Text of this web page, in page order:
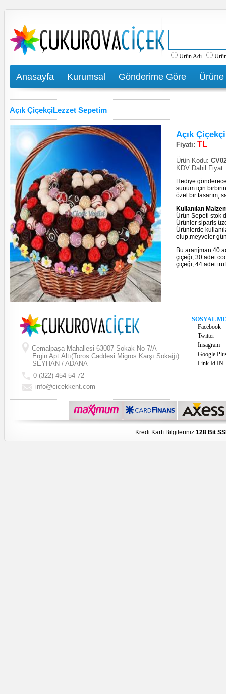
Ürün Adı
Anasayfa Kurumsal Gönderime Göre
Açık ÇiçekçiLezzet Sepetim
Açık
Fiyatı: TL
Ürün Kodu:
KDV Dahil
Hediye
sunum için
özel bir tasarım,
Kullanılan
Ürün Sepeti stok
Ürünler sipariş
Ürünlerde
olup,meyveler
Bu aranjman 40
çiçeği, 30 adet
çiçeği, 44 adet
Cemalpaşa Mahallesi 63007 Sokak No 7/A
Ergin Apt.Altı(Toros Caddesi Migros Karşı Sokağı)
SEYHAN / ADANA
0 (322) 454 54 72
info@cicekkent.com
SOSYAL
Facebook
Twitter
Insagram
Google
Link Id IN
Kredi Kartı Bilgileriniz 128 Bit